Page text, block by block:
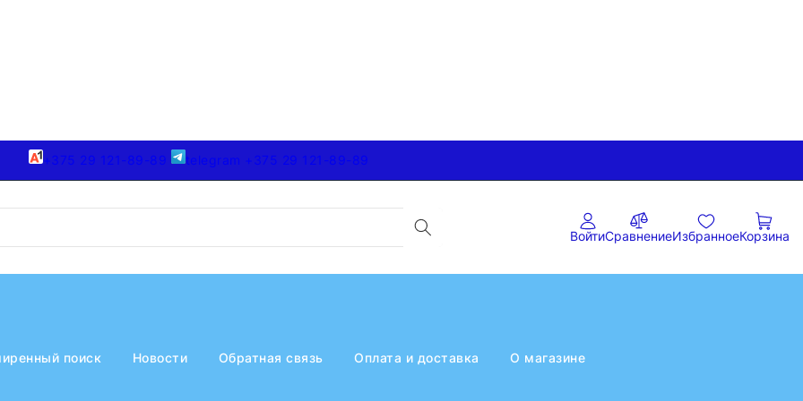
+375 29 121-89-89 telegram +375 29 121-89-89
ВойтиСравнениеИзбранноеКорзина
поиск Новости Обратная связь Оплата и доставка О магазине